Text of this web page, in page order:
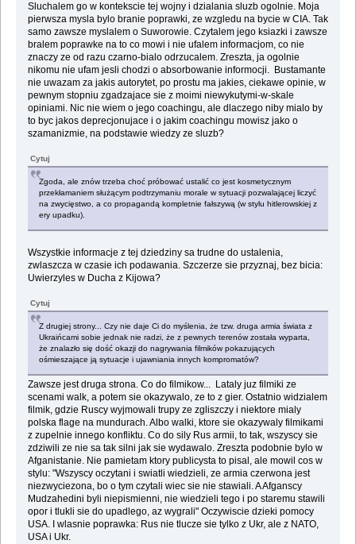
Sluchalem go w kontekscie tej wojny i dzialania sluzb ogolnie. Moja
pierwsza mysla bylo branie poprawki, ze wzgledu na bycie w CIA. Tak
samo zawsze myslalem o Suworowie. Czytalem jego ksiazki i zawsze
bralem poprawke na to co mowi i nie ufalem informacjom, co nie
znaczy ze od razu czarno-bialo odrzucalem. Zreszta, ja ogolnie
nikomu nie ufam jesli chodzi o absorbowanie informocji. Bustamante
nie uwazam za jakis autorytet, po prostu ma jakies, ciekawe opinie, w
pewnym stopniu zgadzajace sie z moimi niewykutymi-w-skale
opiniami. Nic nie wiem o jego coachingu, ale dlaczego niby mialo by
to byc jakos deprecjonujace i o jakim coachingu mowisz jako o
szamanizmie, na podstawie wiedzy ze sluzb?
Cytuj
Zgoda, ale znów trzeba choć próbować ustalić co jest kosmetycznym
przekłamaniem służącym podtrzymaniu morale w sytuacji pozwalającej liczyć
na zwycięstwo, a co propagandą kompletnie fałszywą (w stylu hitlerowskiej z
ery upadku).
Wszystkie informacje z tej dziedziny sa trudne do ustalenia,
zwlaszcza w czasie ich podawania. Szczerze sie przyznaj, bez bicia:
Uwierzyles w Ducha z Kijowa?
Cytuj
Z drugiej strony... Czy nie daje Ci do myślenia, że tzw. druga armia świata z
Ukraińcami sobie jednak nie radzi, że z pewnych terenów została wyparta,
że znalazło się dość okazji do nagrywania filmików pokazujących
ośmieszające ją sytuacje i ujawniania innych kompromatów?
Zawsze jest druga strona. Co do filmikow... Lataly juz filmiki ze
scenami walk, a potem sie okazywalo, ze to z gier. Ostatnio widzialem
filmik, gdzie Ruscy wyjmowali trupy ze zgliszczy i niektore mialy
polska flage na mundurach. Albo walki, ktore sie okazywaly filmikami
z zupelnie innego konfliktu. Co do sily Rus armii, to tak, wszyscy sie
zdziwili ze nie sa tak silni jak sie wydawalo. Zreszta podobnie bylo w
Afganistanie. Nie pamietam ktory publicysta to pisal, ale mowil cos w
stylu: "Wszyscy oczytani i swiatli wiedzieli, ze armia czerwona jest
niezwyciezona, bo o tym czytali wiec sie nie stawiali. A Afganscy
Mudzahedini byli niepismienni, nie wiedzieli tego i po staremu stawili
opor i tlukli sie do upadlego, az wygrali" Oczywiscie dzieki pomocy
USA. I wlasnie poprawka: Rus nie tlucze sie tylko z Ukr, ale z NATO,
USA i Ukr.